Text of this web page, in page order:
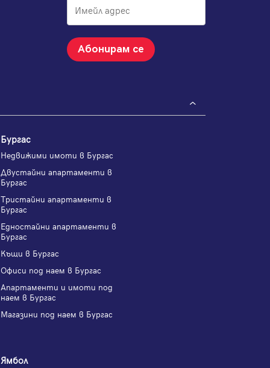
Абонирам се
Бургас
Недвижими имоти в Бургас
Двустайни апартаменти в
Бургас
Тристайни апартаменти в
Бургас
Едностайни апартаменти в
Бургас
Къщи в Бургас
Офиси под наем в Бургас
Апартаменти и имоти под
наем в Бургас
Магазини под наем в Бургас
Ямбол